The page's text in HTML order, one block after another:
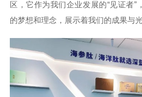
区，它作为我们企业发展的“见证者”
的梦想和理念，展示着我们的成果与光